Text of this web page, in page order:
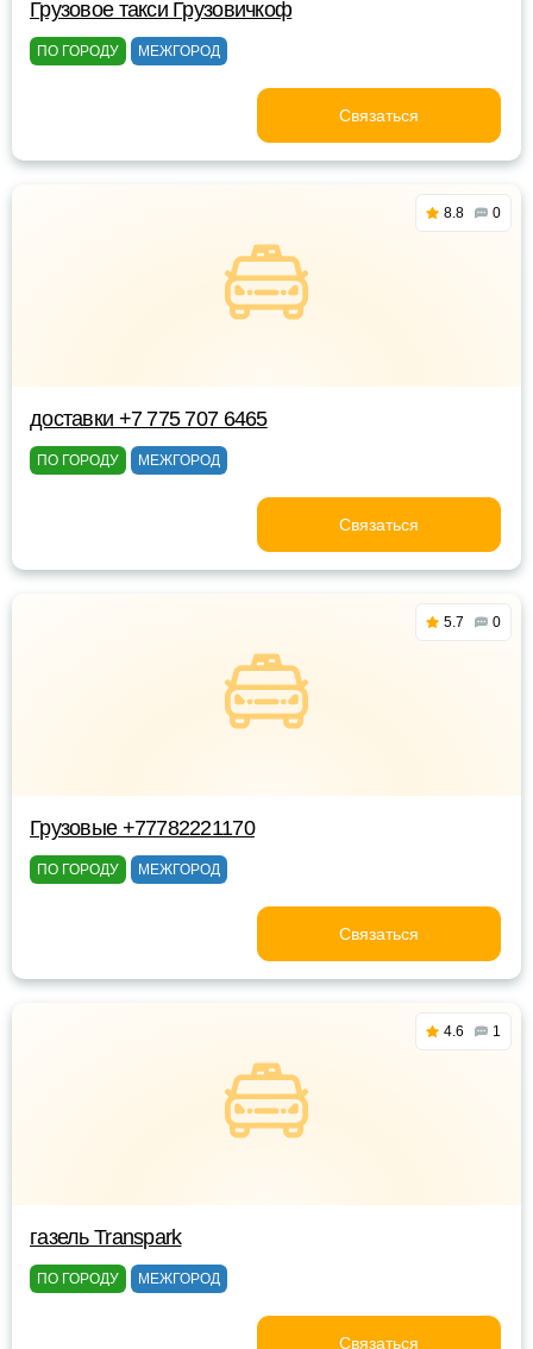
Грузовое такси Грузовичкоф
ПО ГОРОДУ МЕЖГОРОД
Связаться
8.8 0
доставки +7 775 707 6465
ПО ГОРОДУ МЕЖГОРОД
Связаться
5.7 0
Грузовые +77782221170
ПО ГОРОДУ МЕЖГОРОД
Связаться
4.6 1
газель Transpark
ПО ГОРОДУ МЕЖГОРОД
Связаться